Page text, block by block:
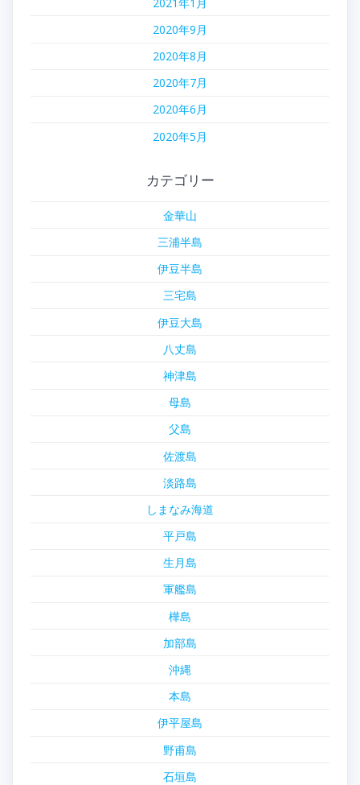
2020年9月
2020年8月
2020年7月
2020年6月
2020年5月
カテゴリー
金華山
三浦半島
伊豆半島
三宅島
伊豆大島
八丈島
神津島
母島
父島
佐渡島
淡路島
しまなみ海道
平戸島
生月島
軍艦島
樺島
加部島
沖縄
本島
伊平屋島
野甫島
石垣島